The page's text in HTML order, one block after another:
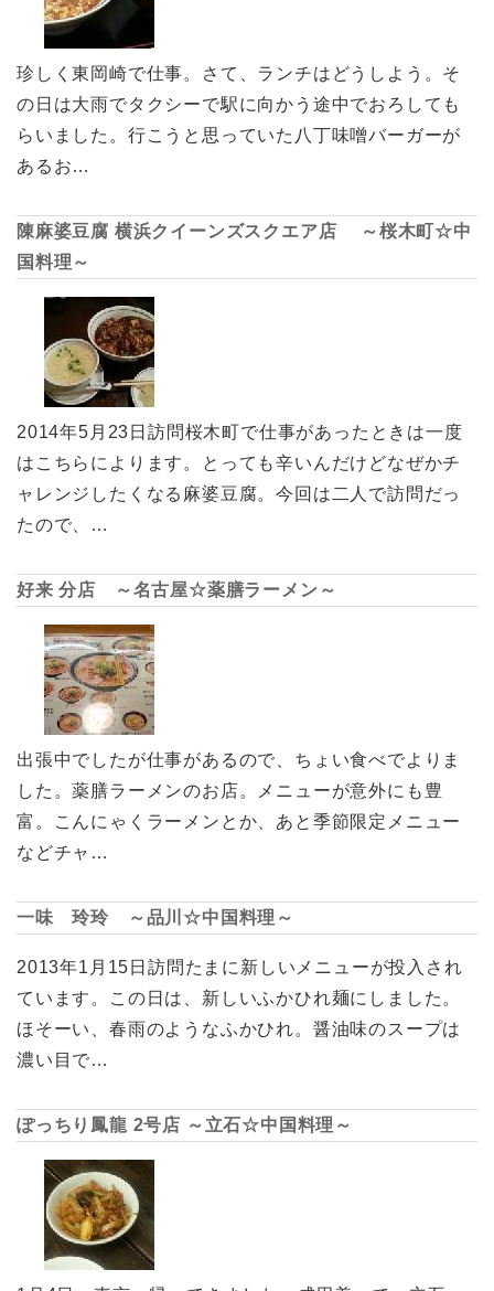
珍しく東岡崎で仕事。さて、ランチはどうしよう。そ
の日は大雨でタクシーで駅に向かう途中でおろしても
らいました。行こうと思っていた八丁味噌バーガーが
あるお…
陳麻婆豆腐 横浜クイーンズスクエア店 ～桜木町☆中
国料理～
2014年5月23日訪問桜木町で仕事があったときは一度
はこちらによります。とっても辛いんだけどなぜかチ
ャレンジしたくなる麻婆豆腐。今回は二人で訪問だっ
たので、…
好来 分店 ～名古屋☆薬膳ラーメン～
出張中でしたが仕事があるので、ちょい食べでよりま
した。薬膳ラーメンのお店。メニューが意外にも豊
富。こんにゃくラーメンとか、あと季節限定メニュー
などチャ…
一味 玲玲 ～品川☆中国料理～
2013年1月15日訪問たまに新しいメニューが投入され
ています。この日は、新しいふかひれ麺にしました。
ほそーい、春雨のようなふかひれ。醤油味のスープは
濃い目で…
ぽっちり鳳龍 2号店 ～立石☆中国料理～